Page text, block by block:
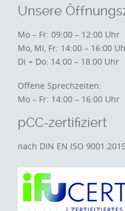
Unsere
Mo – Fr: 09:00 – 12:00 Uhr
Mo, Mi, Fr: 14:00 – 16:00
Di + Do: 14:00 – 18:00 Uhr
Offene Sprechzeiten:
Mo – Fr: 14:00 – 16:00 Uhr
pCC-zertifiziert
nach DIN EN ISO 9001:2015